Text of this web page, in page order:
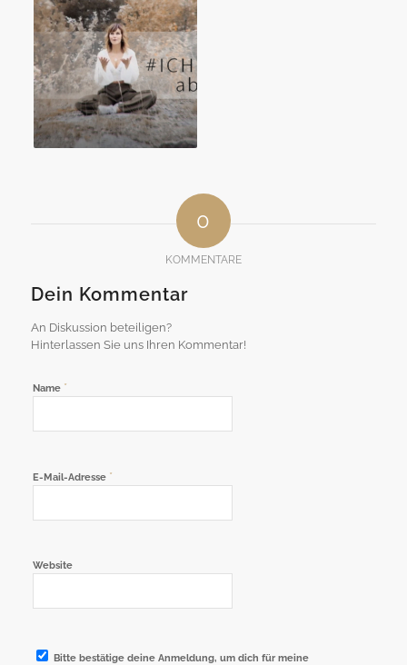
0
KOMMENTARE
Dein Kommentar
An Diskussion beteiligen?
Hinterlassen Sie uns Ihren Kommentar!
Name *
E-Mail-Adresse *
Website
Bitte bestätige deine Anmeldung, um dich für meine